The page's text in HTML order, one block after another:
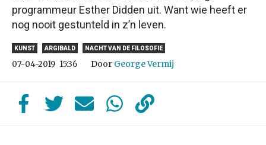
programmeur Esther Didden uit. Want wie heeft er
nog nooit gestunteld in z’n leven.
KUNST ARGIBALD NACHT VAN DE FILOSOFIE
07-04-2019 15:36 Door George Vermij